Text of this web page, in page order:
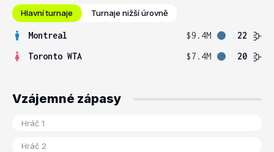
Hlavní turnaje Turnaje nižší úrovně
Montreal $9.4M
22
Toronto WTA
$7.4M 20
Vzájemné zápasy